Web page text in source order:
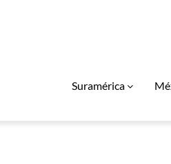
Suramérica